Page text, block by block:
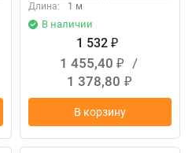
Длина:
1 м
В наличии
1 532 ₽
1 455,40 ₽
/
1 378,80 ₽
В корзину